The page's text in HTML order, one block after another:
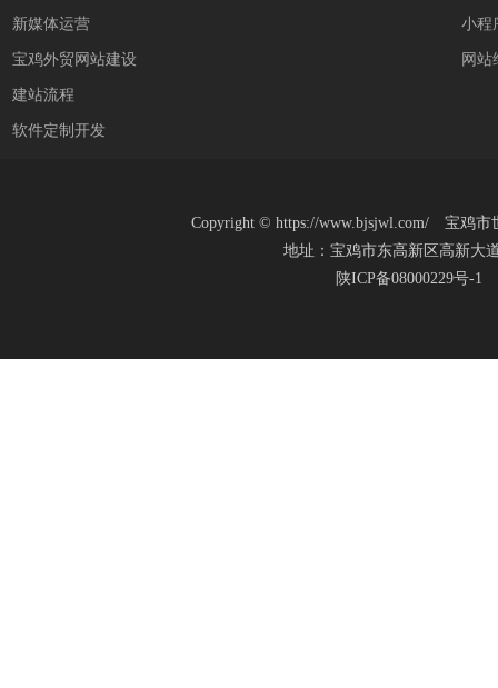
新媒体运营
宝鸡外贸网站建设
建站流程
软件定制开发
小程
网站
Copyright © https://www.bjsjwl.com/ 宝鸡
地址：宝鸡市东高新区高新大
陕ICP备08000229号-1